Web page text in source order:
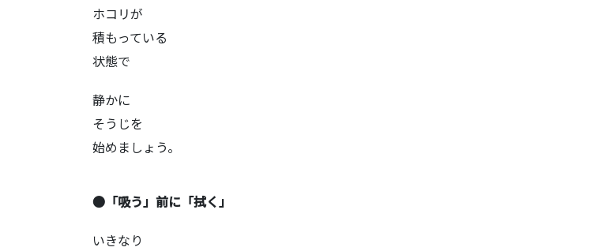
ホコリが
積もっている
状態で
静かに
そうじを
始めましょう。
●「吸う」前に「拭く」
いきなり